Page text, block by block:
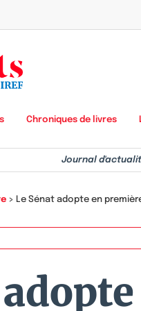
Chroniques de livres
Journal
> Le Sénat adopte en